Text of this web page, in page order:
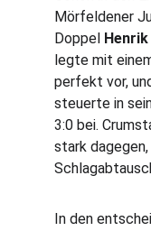
Mörfeldener
Doppel
legte mit
perfekt vor,
steuerte in
3:0 bei.
stark
In den